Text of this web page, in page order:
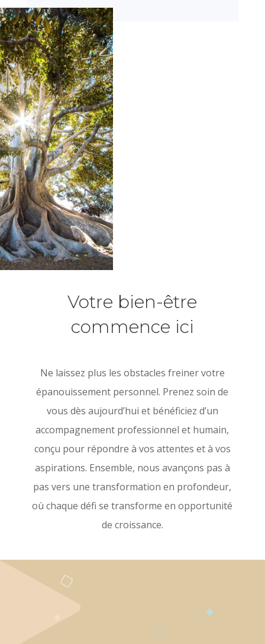
Votre bien-être
commence ici
Ne laissez plus les obstacles freiner votre
épanouissement personnel. Prenez soin de
vous dès aujourd’hui et bénéficiez d’un
accompagnement professionnel et humain,
conçu pour répondre à vos attentes et à vos
aspirations. Ensemble, nous avançons pas à
pas vers une transformation en profondeur,
où chaque défi se transforme en opportunité
de croissance.